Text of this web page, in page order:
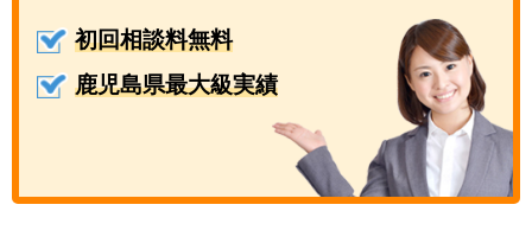
初回相談料無料
鹿児島県最大級実績